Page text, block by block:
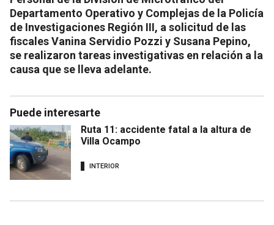
Departamento Operativo y Complejas de la Policía
de Investigaciones Región III, a solicitud de las
fiscales Vanina Servidio Pozzi y Susana Pepino,
se realizaron tareas investigativas en relación a la
causa que se lleva adelante.
Puede interesarte
Ruta 11: accidente fatal a la altura de
Villa Ocampo
INTERIOR